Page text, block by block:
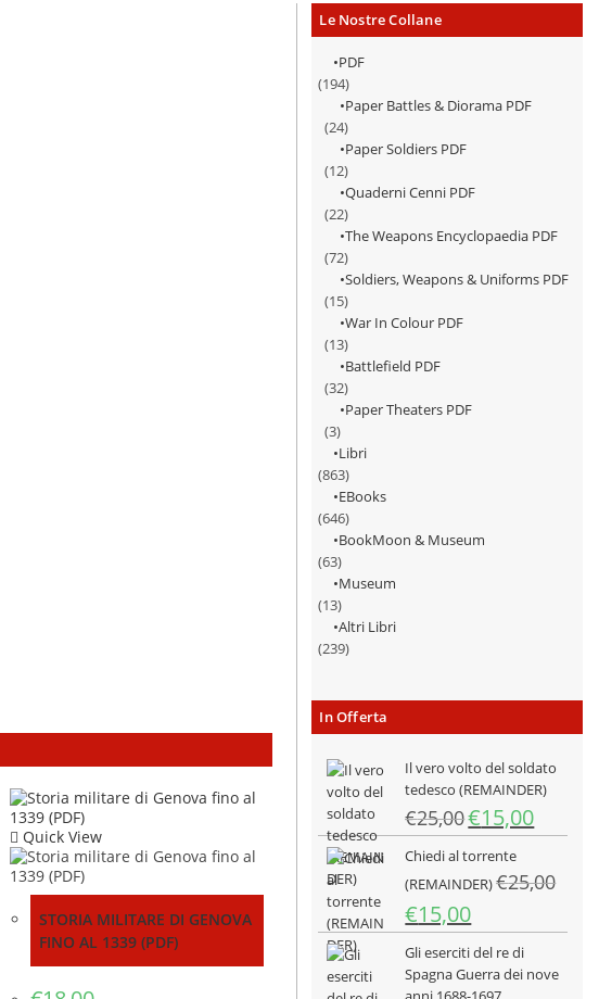
Le Nostre Collane
PDF
(194)
Paper Battles & Diorama PDF
(24)
Paper Soldiers PDF
(12)
Quaderni Cenni PDF
(22)
The Weapons Encyclopaedia PDF
(72)
Soldiers, Weapons & Uniforms PDF
(15)
War In Colour PDF
(13)
Battlefield PDF
(32)
Paper Theaters PDF
(3)
Libri
(863)
EBooks
(646)
BookMoon & Museum
(63)
Museum
(13)
Altri Libri
(239)
In Offerta
Il vero volto del soldato
tedesco (REMAINDER)
€25,00Il
prezzo
originale
era:
€25,00.
€15,00Il
prezzo
è:
Chiedi al torrente
(REMAINDER)€25,00
Il
prezzo
originale
era:
€15,00Il
prezzo
attuale
è:
Gli eserciti del re di
Spagna Guerra dei nove
Quick View
STORIA MILITARE DI GENOVA
FINO AL 1339 (PDF)